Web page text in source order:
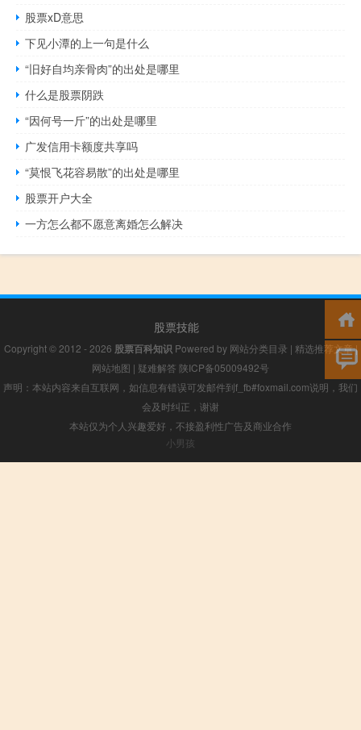
股票xD意思
下见小潭的上一句是什么
“旧好自均亲骨肉”的出处是哪里
什么是股票阴跌
“因何号一斤”的出处是哪里
广发信用卡额度共享吗
“莫恨飞花容易散”的出处是哪里
股票开户大全
一方怎么都不愿意离婚怎么解决
股票技能
Copyright © 2012 - 2026 股票百科知识 Powered by 网站分类目录 | 精选推荐文章|
网站地图 | 疑难解答 陕ICP备05009492号
声明：本站内容来自互联网，如信息有错误可发邮件到f_fb#foxmail.com说明，我们
会及时纠正，谢谢
本站仅为个人兴趣爱好，不接盈利性广告及商业合作
小男孩